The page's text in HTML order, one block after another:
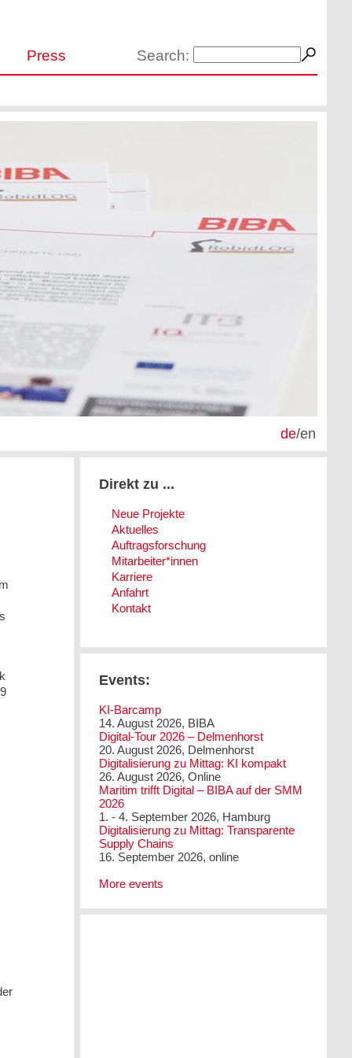
Press Search:
de/en
Direkt zu ...
Neue Projekte
Aktuelles
Auftragsforschung
Mitarbeiter*innen
Karriere
Anfahrt
Kontakt
Events:
KI-Barcamp
14. August 2026, BIBA
Digital-Tour 2026 – Delmenhorst
20. August 2026, Delmenhorst
Digitalisierung zu Mittag: KI kompakt
26. August 2026, Online
Maritim trifft Digital – BIBA auf der SMM
2026
1. - 4. September 2026, Hamburg
Digitalisierung zu Mittag: Transparente
Supply Chains
16. September 2026, online
More events